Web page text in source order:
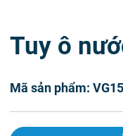
Tuy ô
Mã sản phẩm: